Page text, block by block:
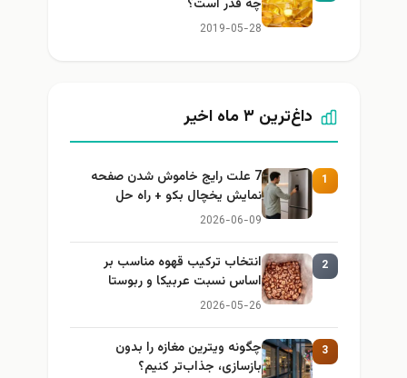
چه قدر است؟
2019-05-28
داغ‌ترین ۳ ماه اخیر
1
7 علت رایج خاموش شدن صفحه
نمایش یخچال بکو + راه حل
2026-06-09
2
انتخاب ترکیب قهوه مناسب بر
اساس نسبت عربیکا و ربوستا
2026-05-26
3
چگونه ویترین مغازه را بدون
بازسازی، جذاب‌تر کنیم؟